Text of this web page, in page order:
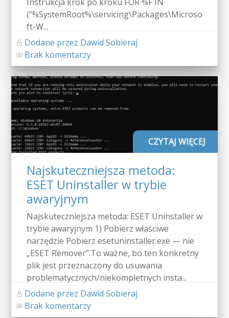
("%SystemRoot%\servicing\Packages\Microso
ft-W...
Dodane przez Dawid Sobieraj
Brak komentarzy
CZYTAJ WIĘCEJ
Najskuteczniejsza metoda:
ESET Uninstaller w trybie
awaryjnym
Najskuteczniejsza metoda: ESET Uninstaller w
trybie awaryjnym 1) Pobierz właściwe
narzędzie Pobierz esetuninstaller.exe — nie
„ESET Remover”.To ważne, bo ten konkretny
plik jest przeznaczony do usuwania
problematycznych/niekompletnych insta...
Dodane przez Dawid Sobieraj
Brak komentarzy